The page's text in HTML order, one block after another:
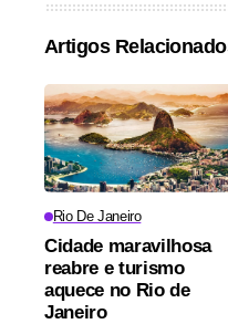
Artigos
Rio De Janeiro
Cidade maravilhosa
reabre e turismo
aquece no Rio de
Janeiro